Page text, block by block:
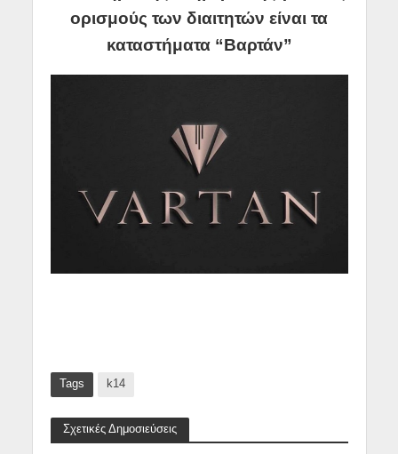
ορισμούς των διαιτητών είναι τα
καταστήματα “Βαρτάν”
Tags k14
Σχετικές Δημοσιεύσεις